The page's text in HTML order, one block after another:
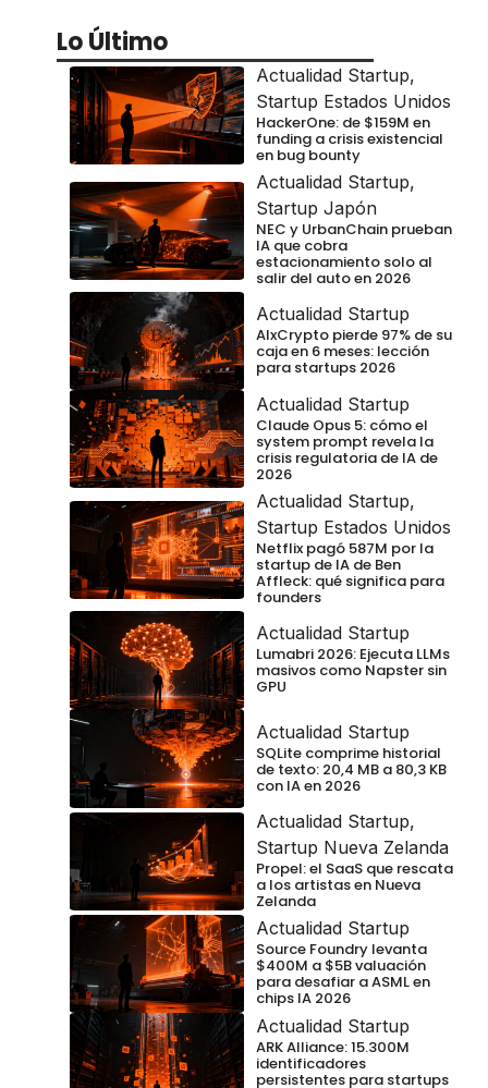
Lo Último
Actualidad Startup,
Startup Estados Unidos
HackerOne: de $159M en
funding a crisis existencial
en bug bounty
Actualidad Startup,
Startup Japón
NEC y UrbanChain prueban
IA que cobra
estacionamiento solo al
salir del auto en 2026
Actualidad Startup
AIxCrypto pierde 97% de su
caja en 6 meses: lección
para startups 2026
Actualidad Startup
Claude Opus 5: cómo el
system prompt revela la
crisis regulatoria de IA de
2026
Actualidad Startup,
Startup Estados Unidos
Netflix pagó 587M por la
startup de IA de Ben
Affleck: qué significa para
founders
Actualidad Startup
Lumabri 2026: Ejecuta LLMs
masivos como Napster sin
GPU
Actualidad Startup
SQLite comprime historial
de texto: 20,4 MB a 80,3 KB
con IA en 2026
Actualidad Startup,
Startup Nueva Zelanda
Propel: el SaaS que rescata
a los artistas en Nueva
Zelanda
Actualidad Startup
Source Foundry levanta
$400M a $5B valuación
para desafiar a ASML en
chips IA 2026
Actualidad Startup
ARK Alliance: 15.300M
identificadores
persistentes para startups